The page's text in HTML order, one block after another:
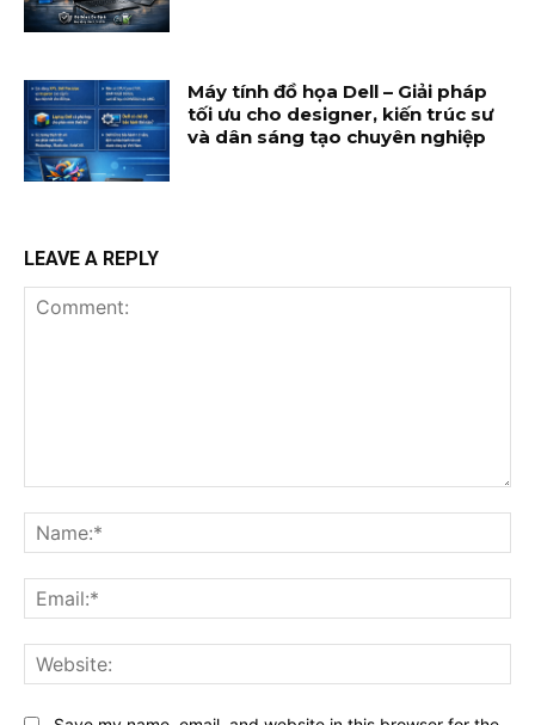
Máy tính đồ họa Dell – Giải pháp
tối ưu cho designer, kiến trúc sư
và dân sáng tạo chuyên nghiệp
LEAVE A REPLY